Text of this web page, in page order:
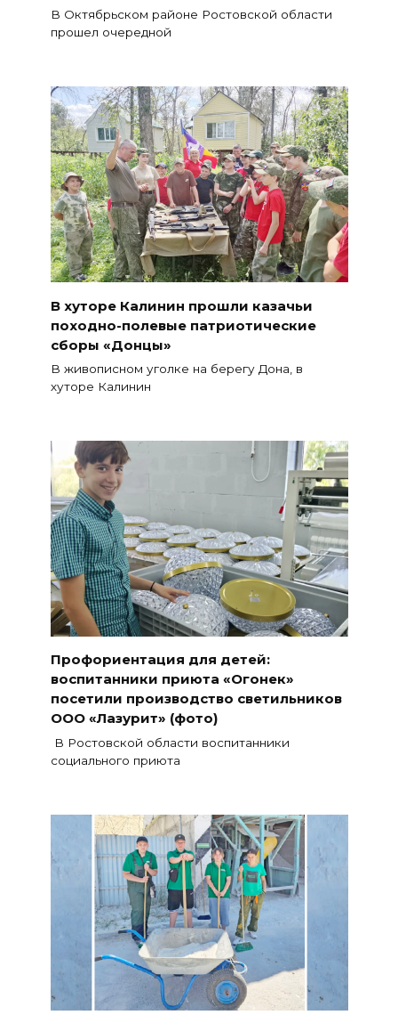
В Октябрьском районе Ростовской области
прошел очередной
В хуторе Калинин прошли казачьи
походно-полевые патриотические
сборы «Донцы»
В живописном уголке на берегу Дона, в
хуторе Калинин
Профориентация для детей:
воспитанники приюта «Огонек»
посетили производство светильников
ООО «Лазурит» (фото)
В Ростовской области воспитанники
социального приюта